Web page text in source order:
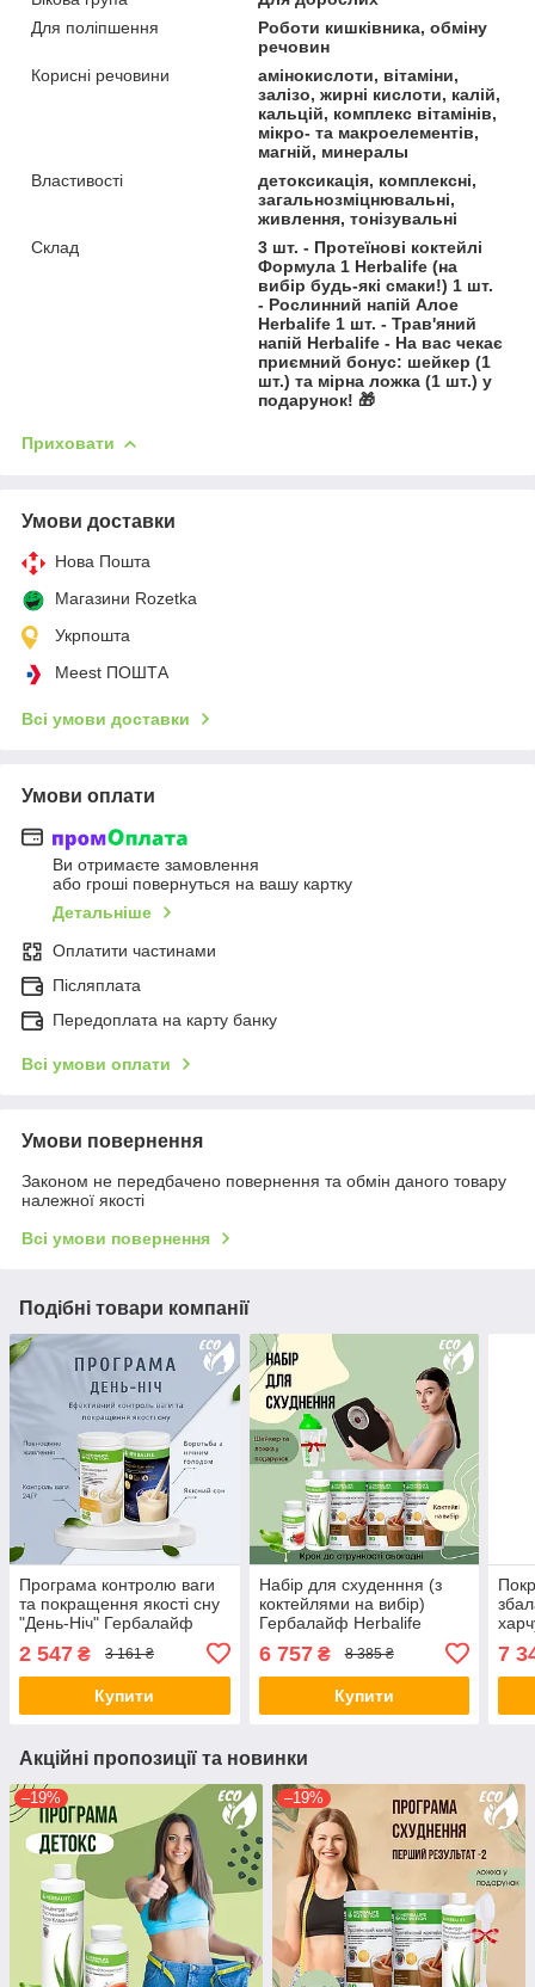
Для поліпшення
Роботи кишківника, обміну
речовин
Корисні речовини
амінокислоти, вітаміни,
залізо, жирні кислоти, калій,
кальцій, комплекс вітамінів,
мікро- та макроелементів,
магній, минералы
Властивості
детоксикація, комплексні,
загальнозміцнювальні,
живлення, тонізувальні
Склад
3 шт. - Протеїнові коктейлі
Формула 1 Herbalife (на
вибір будь-які смаки!) 1 шт.
- Рослинний напій Алое
Herbalife 1 шт. - Трав'яний
напій Herbalife - На вас чекає
приємний бонус: шейкер (1
шт.) та мірна ложка (1 шт.) у
подарунок! 🎁
Приховати
Умови доставки
Нова Пошта
Магазини Rozetka
Укрпошта
Meest ПОШТА
Всі умови доставки
Умови оплати
Ви отримаєте замовлення
або гроші повернуться на вашу картку
Детальніше
Оплатити частинами
Післяплата
Передоплата на карту банку
Всі умови оплати
Умови повернення
Законом не передбачено повернення та обмін даного товару
належної якості
Всі умови повернення
Подібні товари компанії
Програма контролю ваги
та покращення якості сну
"День-Ніч" Гербалайф
Herbalife ( з коктейлем на
вибір)
2 547 ₴ 3 161 ₴
Купити
Набір для схуденння (з
коктейлями на вибір)
Гербалайф Herbalife
6 757₴ 8 385 ₴
Купити
7
Акційні пропозиції та новинки
–19% –19%